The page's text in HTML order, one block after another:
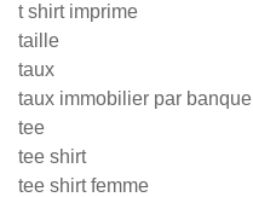
t shirt imprime
taille
taux
taux immobilier par banque
tee
tee shirt
tee shirt femme